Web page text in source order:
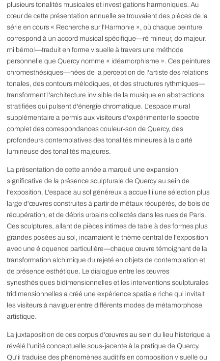
plusieurs tonalités musicales et investigations harmoniques. Au
cœur de cette présentation annuelle se trouvaient des pièces de la
série en cours « Recherche sur l'Harmonie », où chaque peinture
correspond à un accord musical spécifique—ré mineur, do majeur,
mi bémol—traduit en forme visuelle à travers une méthode
personnelle que Quercy nomme « idéamorphisme ». Ces peintures
chromesthésiques—nées de la perception de l'artiste des relations
tonales, des contours mélodiques, et des structures rythmiques—
transforment l'architecture invisible de la musique en abstractions
stratifiées qui pulsent d'énergie chromatique. L'espace mural
supplémentaire a permis aux visiteurs d'expérimenter le spectre
complet des correspondances couleur-son de Quercy, des
profondeurs contemplatives des tonalités mineures à la clarté
lumineuse des tonalités majeures.
La présentation de cette année a marqué une expansion
significative de la présence sculpturale de Quercy au sein de
l'exposition. L'espace au sol généreux a accueilli une sélection plus
large d'œuvres construites à partir de métaux récupérés, de bois de
récupération, et de débris urbains collectés dans les rues de Paris.
Ces sculptures, allant de pièces intimes de table à des formes plus
grandes posées au sol, incarnaient le thème central de l'exposition
avec une éloquence particulière—chaque œuvre témoignant de la
transformation alchimique du rejeté en objets de contemplation et
de présence esthétique. Le dialogue entre les œuvres
synesthésiques bidimensionnelles et les interventions sculpturales
tridimensionnelles a créé une expérience spatiale riche qui invitait
les visiteurs à naviguer entre différents modes de métamorphose
artistique.
La juxtaposition de ces corpus d'œuvres au sein du lieu historique a
révélé l'unité conceptuelle sous-jacente à la pratique de Quercy.
Qu'il traduise des phénomènes auditifs en composition visuelle ou